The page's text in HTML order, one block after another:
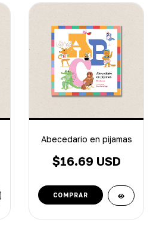
Abecedario en pijamas
$16.69 USD